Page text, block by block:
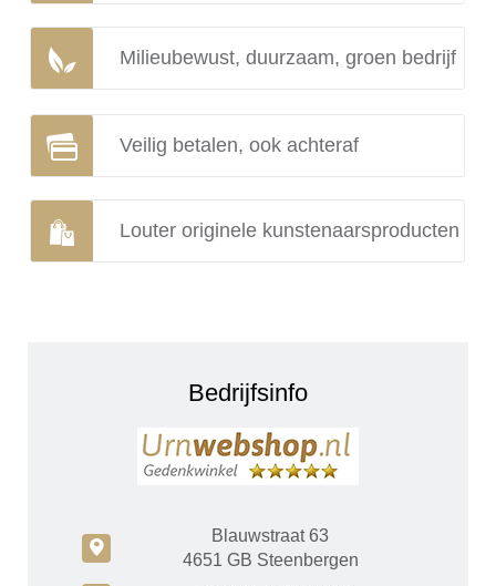
Milieubewust, duurzaam, groen bedrijf
Veilig betalen, ook achteraf
Louter originele kunstenaarsproducten
Bedrijfsinfo
c
Blauwstraat 63
4651 GB Steenbergen